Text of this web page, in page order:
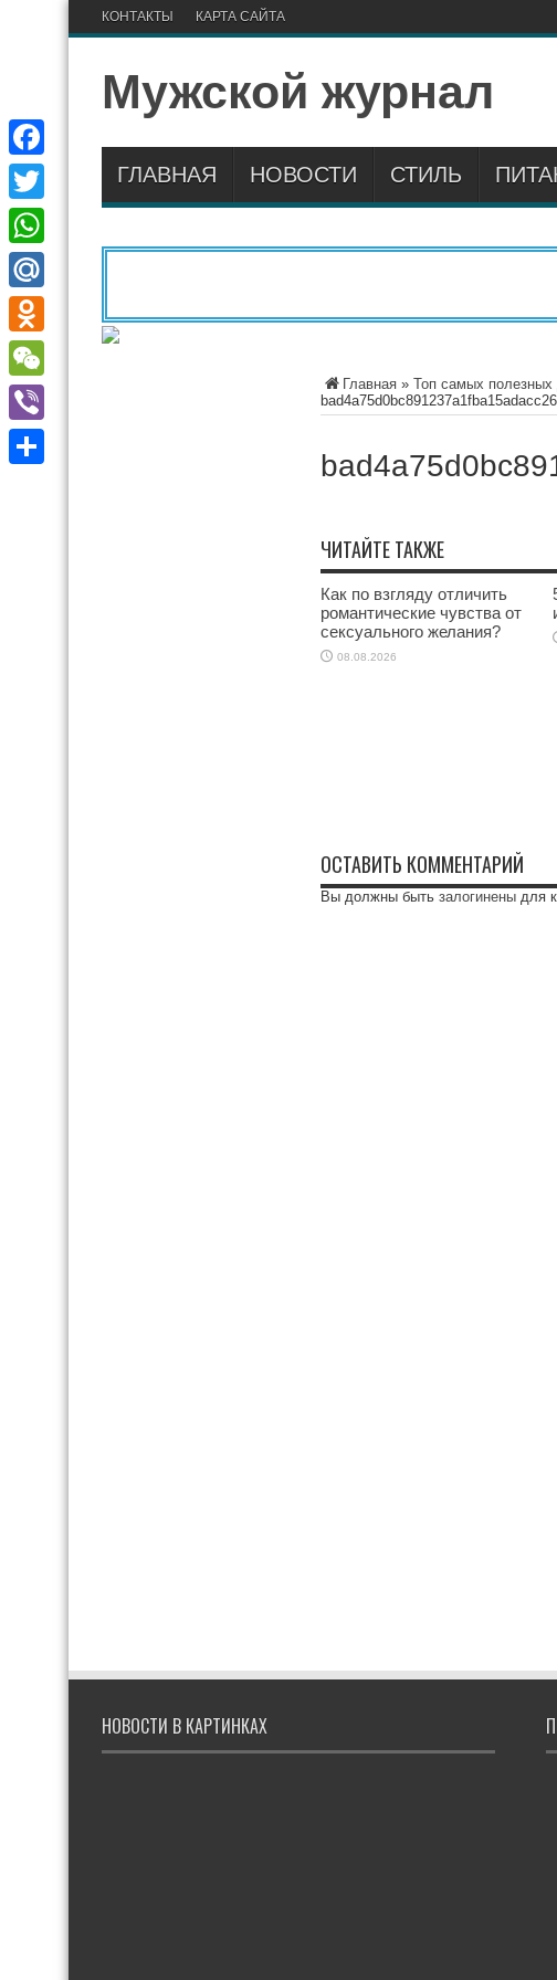
КОНТАКТЫ КАРТА САЙТА
Мужской журнал
ГЛАВНАЯ НОВОСТИ СТИЛЬ
Главная » Топ самых полезных
ЧИТАЙТЕ ТАКЖЕ
Как по взгляду отличить
романтические чувства от
сексуального желания?
08.08.2026
ОСТАВИТЬ КОММЕНТАРИЙ
Вы должны быть залогинены для
НОВОСТИ В КАРТИНКАХ
Facebook
Twitter
WhatsApp
Mail.Ru
Odnoklassniki
WeChat
Viber